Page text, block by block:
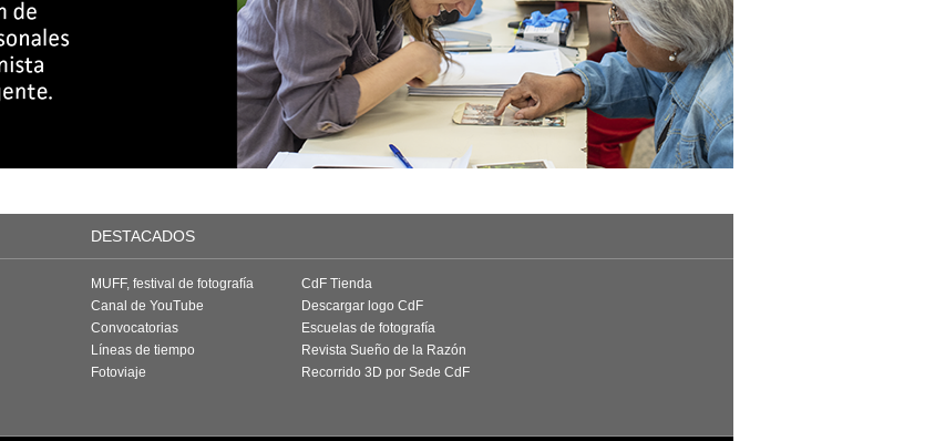
DESTACADOS
MUFF, festival de fotografía
Canal de YouTube
Convocatorias
Líneas de tiempo
Fotoviaje
CdF Tienda
Descargar logo CdF
Escuelas de fotografía
Revista Sueño de la Razón
Recorrido 3D por Sede CdF